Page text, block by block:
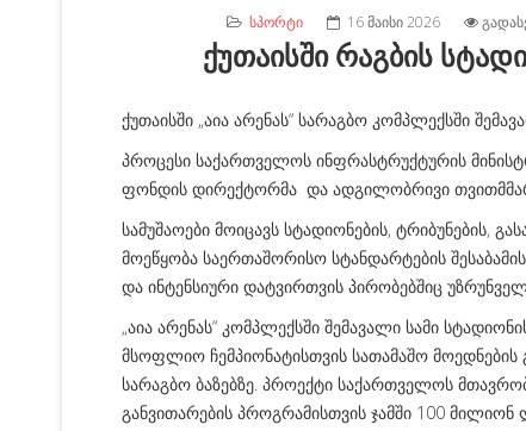
ᲡᲞᲝᲠᲢᲘ 16 ᲛᲐᲘᲡᲘ 2026
ქუთაისში რაგბის
ქუთაისში „აია არენას“ სარაგბო კომპლექსში
პროცესი საქართველოს ინფრასტრუქტურის
ფონდის დირექტორმა და ადგილობრივი
სამუშაოები მოიცავს სტადიონების, ტრიბუნების,
მოეწყობა საერთაშორისო სტანდარტების
და ინტენსიური დატვირთვის პირობებშიც
„აია არენას“ კომპლექსში შემავალი სამი
მსოფლიო ჩემპიონატისთვის სათამაშო
სარაგბო ბაზებზე. პროექტი საქართველოს
განვითარების პროგრამისთვის ჯამში 100 მილიონ